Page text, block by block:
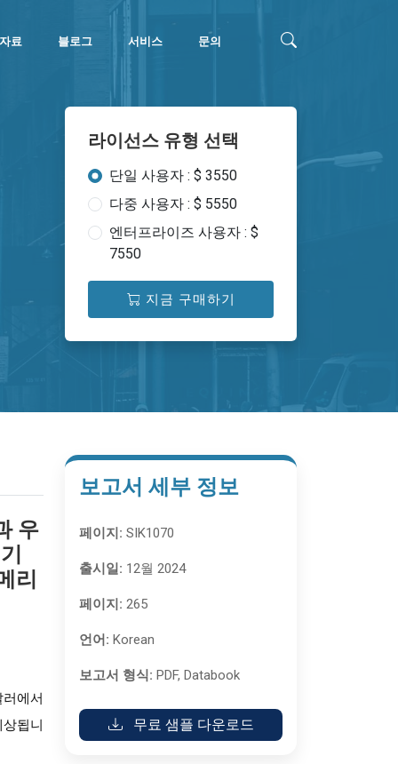
료 블로그 서비스 문의
라이선스 유형 선택
단일 사용자 : $ 3550
다중 사용자 : $ 5550
엔터프라이즈 사용자 : $
7550
지금 구매하기
우
리
에서
됩니
보고서 세부 정보
페이지: SIK1070
출시일: 12월 2024
페이지: 265
언어: Korean
보고서 형식: PDF, Databook
무료 샘플 다운로드